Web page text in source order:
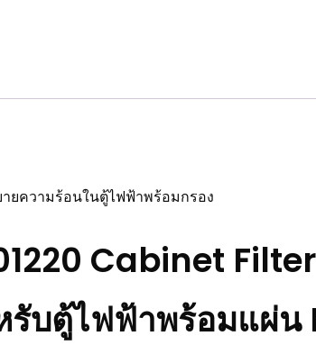
ายความร้อนในตู้ไฟฟ้าพร้อมกรอง
Cabinet
บตู้ไฟฟ้าพร้อมแผ่น